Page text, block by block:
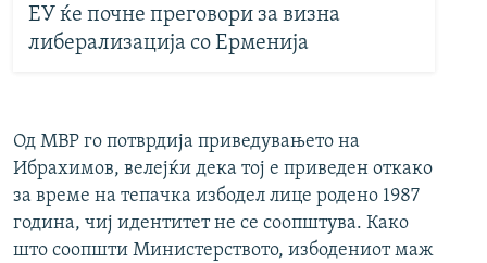
ЕУ ќе почне преговори за визна
либерализација со Ерменија
Од МВР го потврдија приведувањето на
Ибрахимов, велејќи дека тој е приведен откако
за време на тепачка избодел лице родено 1987
година, чиј идентитет не се соопштува. Како
што соопшти Министерството, избодениот маж